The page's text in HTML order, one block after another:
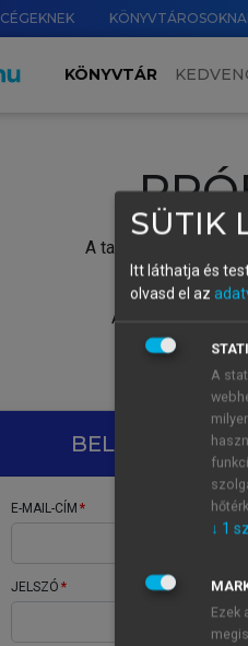
CÉGEKNEK
KÖNYVTÁR
A tartalom
Új
A próbaidőszak
BELÉPÉS
E-MAIL-CÍM
JELSZÓ
SÜTIK
Itt láthatja és
olvasd el az
A
↓ 1
Ezek